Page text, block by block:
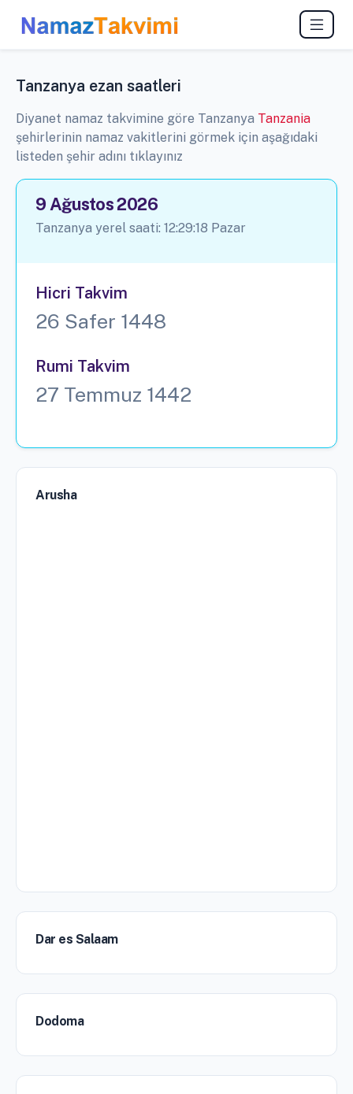
Tanzanya ezan saatleri
Diyanet namaz takvimine göre Tanzanya Tanzania
şehirlerinin namaz vakitlerini görmek için aşağıdaki
listeden şehir adını tıklayınız
9 Ağustos 2026
Tanzanya yerel saati: 12:29:19 Pazar
Hicri Takvim
26 Safer 1448
Rumi Takvim
27 Temmuz 1442
Arusha
Dar es Salaam
Dodoma